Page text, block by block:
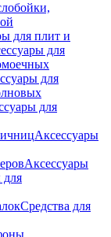
для плит и
для
для
для
Аксессуары
Аксессуары
для
Средства для